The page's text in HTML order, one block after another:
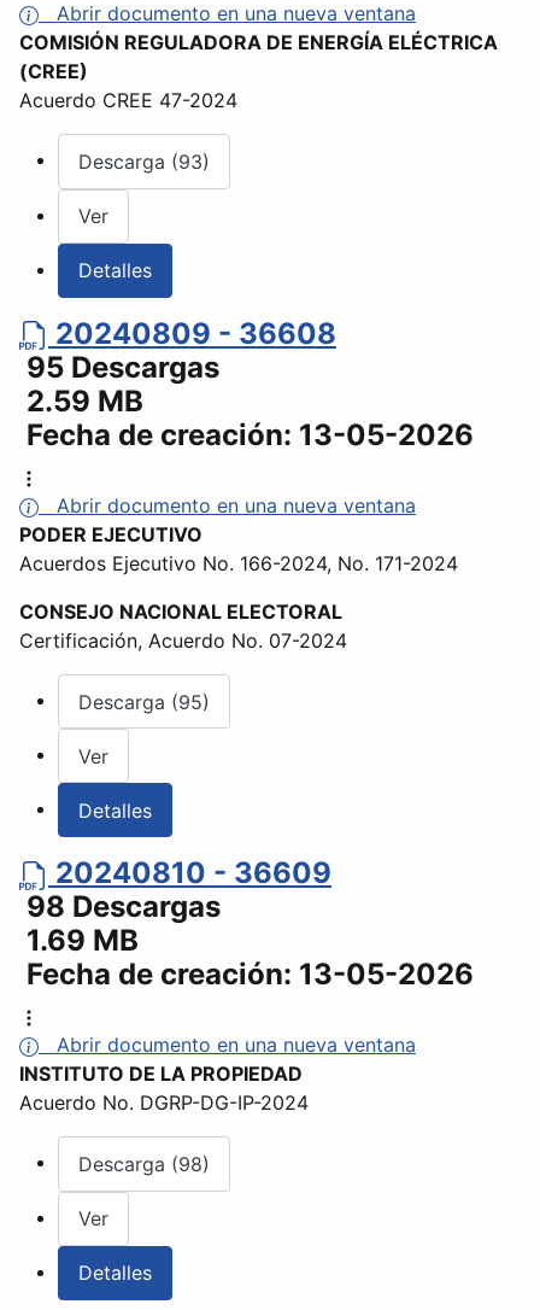
Abrir documento en una nueva ventana
COMISIÓN REGULADORA DE ENERGÍA ELÉCTRICA
(CREE)
Acuerdo CREE 47-2024
Descarga (93)
Ver
Detalles
20240809 - 36608
95 Descargas
2.59 MB
Fecha de creación: 13-05-2026
Abrir documento en una nueva ventana
PODER EJECUTIVO
Acuerdos Ejecutivo No. 166-2024, No. 171-2024
CONSEJO NACIONAL ELECTORAL
Certificación, Acuerdo No. 07-2024
Descarga (95)
Ver
Detalles
20240810 - 36609
98 Descargas
1.69 MB
Fecha de creación: 13-05-2026
Abrir documento en una nueva ventana
INSTITUTO DE LA PROPIEDAD
Acuerdo No. DGRP-DG-IP-2024
Descarga (98)
Ver
Detalles